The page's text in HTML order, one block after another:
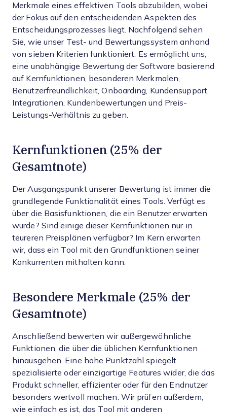
Merkmale eines effektiven Tools abzubilden, wobei
der Fokus auf den entscheidenden Aspekten des
Entscheidungsprozesses liegt. Nachfolgend sehen
Sie, wie unser Test- und Bewertungssystem anhand
von sieben Kriterien funktioniert. Es ermöglicht uns,
eine unabhängige Bewertung der Software basierend
auf Kernfunktionen, besonderen Merkmalen,
Benutzerfreundlichkeit, Onboarding, Kundensupport,
Integrationen, Kundenbewertungen und Preis-
Leistungs-Verhältnis zu geben.
Kernfunktionen (25% der
Gesamtnote)
Der Ausgangspunkt unserer Bewertung ist immer die
grundlegende Funktionalität eines Tools. Verfügt es
über die Basisfunktionen, die ein Benutzer erwarten
würde? Sind einige dieser Kernfunktionen nur in
teureren Preisplänen verfügbar? Im Kern erwarten
wir, dass ein Tool mit den Grundfunktionen seiner
Konkurrenten mithalten kann.
Besondere Merkmale (25% der
Gesamtnote)
Anschließend bewerten wir außergewöhnliche
Funktionen, die über die üblichen Kernfunktionen
hinausgehen. Eine hohe Punktzahl spiegelt
spezialisierte oder einzigartige Features wider, die das
Produkt schneller, effizienter oder für den Endnutzer
besonders wertvoll machen. Wir prüfen außerdem,
wie einfach es ist, das Tool mit anderen